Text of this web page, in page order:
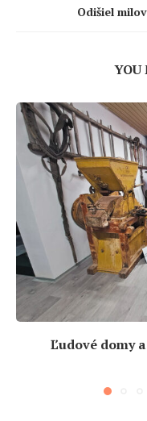
Odišiel
YOU
Ľudové domy